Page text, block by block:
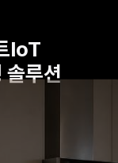
IoT
솔루션